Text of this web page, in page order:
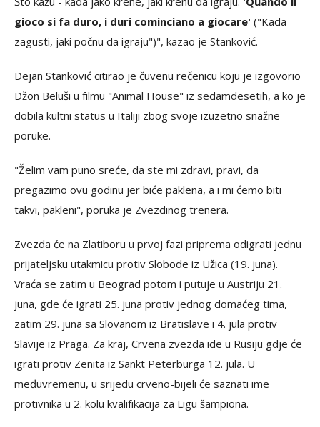
gioco si fa duro, i duri cominciano a giocare' ("Kada
zagusti, jaki počnu da igraju")", kazao je Stanković.
Dejan Stanković citirao je čuvenu rečenicu koju je izgovorio
Džon Beluši u filmu "Animal House" iz sedamdesetih, a ko je
dobila kultni status u Italiji zbog svoje izuzetno snažne
poruke.
"Želim vam puno sreće, da ste mi zdravi, pravi, da
pregazimo ovu godinu jer biće paklena, a i mi ćemo biti
takvi, pakleni", poruka je Zvezdinog trenera.
Zvezda će na Zlatiboru u prvoj fazi priprema odigrati jednu
prijateljsku utakmicu protiv Slobode iz Užica (19. juna).
Vraća se zatim u Beograd potom i putuje u Austriju 21.
juna, gde će igrati 25. juna protiv jednog domaćeg tima,
zatim 29. juna sa Slovanom iz Bratislave i 4. jula protiv
Slavije iz Praga. Za kraj, Crvena zvezda ide u Rusiju gdje će
igrati protiv Zenita iz Sankt Peterburga 12. jula. U
međuvremenu, u srijedu crveno-bijeli će saznati ime
protivnika u 2. kolu kvalifikacija za Ligu šampiona.